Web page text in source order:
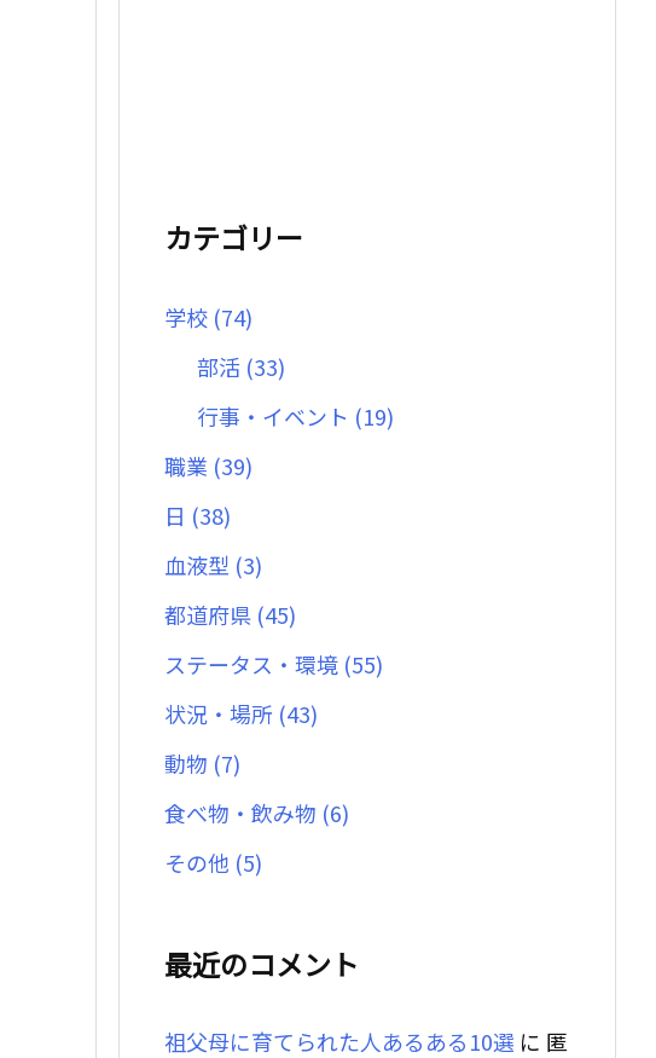
カテゴリー
学校 (74)
部活 (33)
行事・イベント (19)
職業 (39)
日 (38)
血液型 (3)
都道府県 (45)
ステータス・環境 (55)
状況・場所 (43)
動物 (7)
食べ物・飲み物 (6)
その他 (5)
最近のコメント
祖父母に育てられた人あるある10選 に 匿